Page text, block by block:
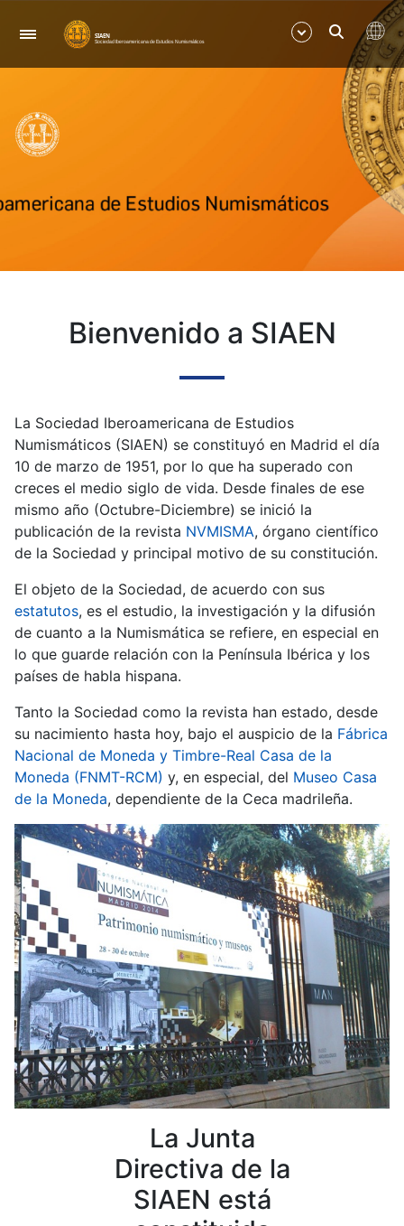
Navegación
Mostrar/Ocultar
Mostrar/Ocultar
Bienvenido a SIAEN
La Sociedad Iberoamericana de Estudios
Numismáticos (SIAEN) se constituyó en Madrid el día
10 de marzo de 1951, por lo que ha superado con
creces el medio siglo de vida. Desde finales de ese
mismo año (Octubre-Diciembre) se inició la
publicación de la revista NVMISMA, órgano científico
de la Sociedad y principal motivo de su constitución.
El objeto de la Sociedad, de acuerdo con sus
estatutos, es el estudio, la investigación y la difusión
de cuanto a la Numismática se refiere, en especial en
lo que guarde relación con la Península Ibérica y los
países de habla hispana.
Tanto la Sociedad como la revista han estado, desde
su nacimiento hasta hoy, bajo el auspicio de la Fábrica
Nacional de Moneda y Timbre-Real Casa de la
Moneda (FNMT-RCM) y, en especial, del Museo Casa
de la Moneda, dependiente de la Ceca madrileña.
La Junta
Directiva de la
SIAEN está